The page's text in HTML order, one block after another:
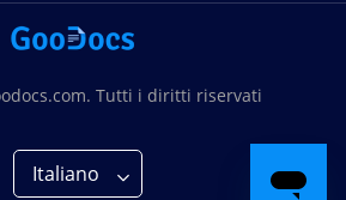
Tutti i diritti riservati
Italiano